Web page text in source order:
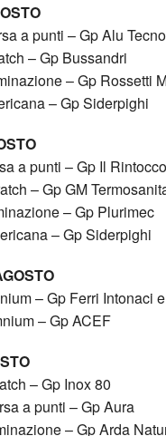
a punti – Gp Alu Tecno
– Gp Bussandri
– Gp Rossetti
– Gp Siderpighi
a punti – Gp Il Rintocco
– Gp GM
– Gp Plurimec
– Gp Siderpighi
– Gp Ferri Intonaci
– Gp ACEF
– Gp Inox 80
a punti – Gp Aura
– Gp Arda